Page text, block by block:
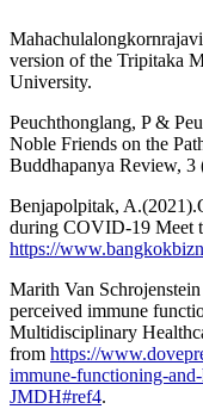
version of the Tripitaka
University.
Peuchthonglang, P &
Noble Friends on the
Buddhapanya Review, 3
Benjapolpitak,
during COVID-19 Meet
https://
Marith Van
perceived immune
Multidisciplinary
from https://
immune-functioning-
JMDH#ref4.